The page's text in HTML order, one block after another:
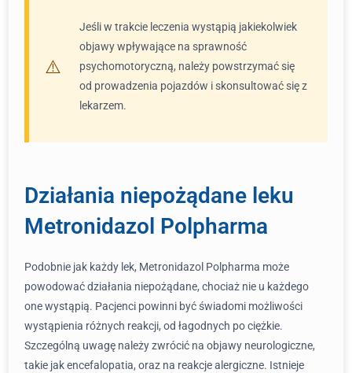
Jeśli w trakcie leczenia wystąpią jakiekolwiek
objawy wpływające na sprawność
psychomotoryczną, należy powstrzymać się
od prowadzenia pojazdów i skonsultować się z
lekarzem.
Działania niepożądane leku
Metronidazol Polpharma
Podobnie jak każdy lek, Metronidazol Polpharma może
powodować działania niepożądane, chociaż nie u każdego
one wystąpią. Pacjenci powinni być świadomi możliwości
wystąpienia różnych reakcji, od łagodnych po ciężkie.
Szczególną uwagę należy zwrócić na objawy neurologiczne,
takie jak encefalopatia, oraz na reakcje alergiczne. Istnieje